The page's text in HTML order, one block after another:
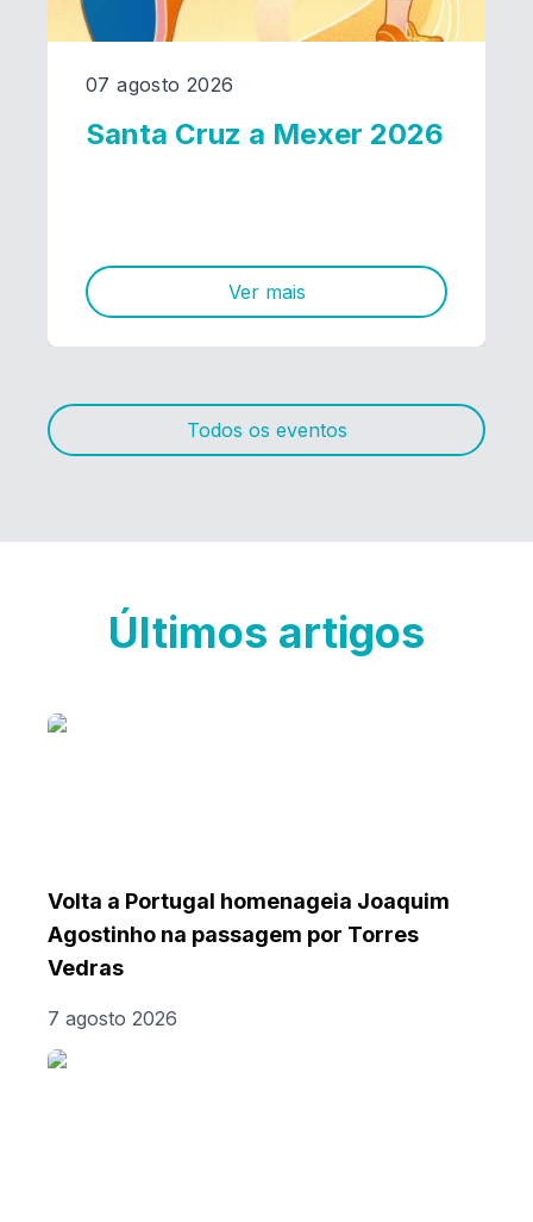
07 agosto 2026
Santa Cruz a Mexer 2026
Ver mais
Todos os eventos
Últimos artigos
Volta a Portugal homenageia Joaquim
Agostinho na passagem por Torres
Vedras
7 agosto 2026